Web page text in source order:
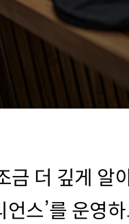
금 더 깊게 알
스’를 운영